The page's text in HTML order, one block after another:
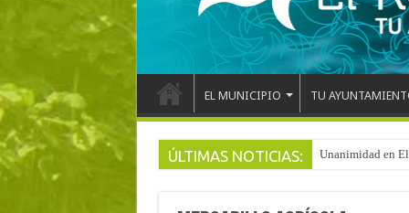
EL MUNICIPIO TU
ÚLTIMAS NOTICIAS: Unanimidad en
Arranca la